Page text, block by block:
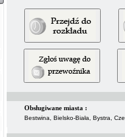
Obsługiwane miasta :
Bestwina, Bielsko-Biała, Bystra,